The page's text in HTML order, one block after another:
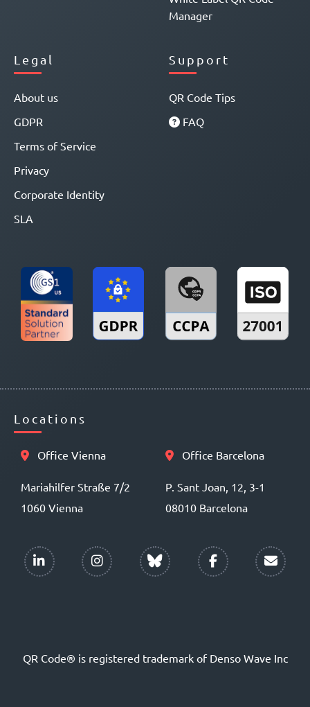
Manager
Legal
About us
GDPR
Terms of Service
Privacy
Corporate Identity
SLA
Support
QR Code Tips
FAQ
Locations
Office Vienna
Mariahilfer Straße 7/2
1060 Vienna
Office Barcelona
P. Sant Joan, 12, 3-1
08010 Barcelona
QR Code® is registered trademark of Denso Wave Inc